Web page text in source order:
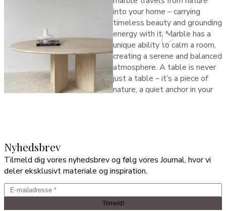
Nyhedsbrev
Tilmeld dig vores nyhedsbrev og følg vores Journal, hvor vi
deler eksklusivt materiale og inspiration.